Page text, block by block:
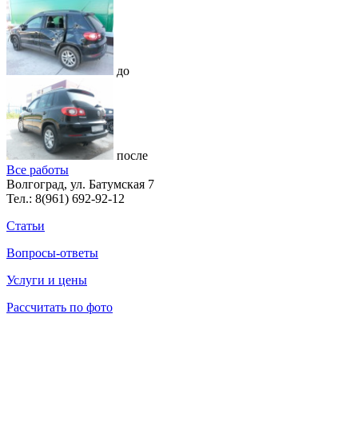
до
после
Все работы
Волгоград, ул. Батумская 7
Тел.: 8(961) 692-92-12
Статьи
Вопросы-ответы
Услуги и цены
Рассчитать по фото